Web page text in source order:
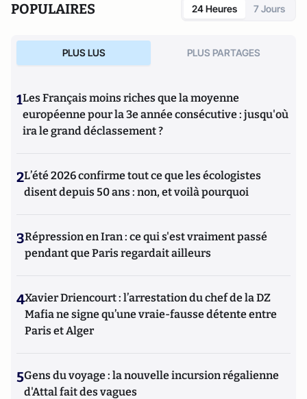
POPULAIRES 24 Heures 7 Jours
PLUS LUS PLUS PARTAGES
1Les Français moins riches que la moyenne
européenne pour la 3e année consécutive : jusqu'où
ira le grand déclassement ?
2L’été 2026 confirme tout ce que les écologistes
disent depuis 50 ans : non, et voilà pourquoi
3Répression en Iran : ce qui s'est vraiment passé
pendant que Paris regardait ailleurs
4Xavier Driencourt : l’arrestation du chef de la DZ
Mafia ne signe qu’une vraie-fausse détente entre
Paris et Alger
5Gens du voyage : la nouvelle incursion régalienne
d'Attal fait des vagues